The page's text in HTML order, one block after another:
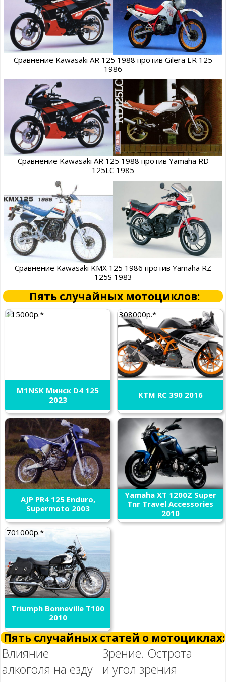
Сравнение Kawasaki AR 125 1988 против Gilera ER 125
1986
Сравнение Kawasaki AR 125 1988 против Yamaha RD
125LC 1985
Сравнение Kawasaki KMX 125 1986 против Yamaha RZ
125S 1983
Пять случайных мотоциклов:
115000р.*
M1NSK Минск D4 125
2023
308000р.*
KTM RC 390 2016
AJP PR4 125 Enduro,
Supermoto 2003
Yamaha XT 1200Z Super
Tnr Travel Accessories
2010
701000р.*
Triumph Bonneville T100
2010
Пять случайных статей о мотоциклах:
Влияние
алкоголя на езду
Зрение. Острота
и угол зрения